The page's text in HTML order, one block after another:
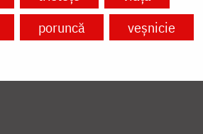
poruncă veșnicie